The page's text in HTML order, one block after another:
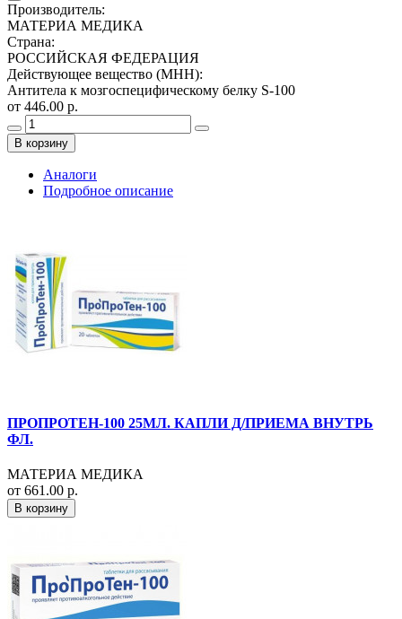
Производитель:
МАТЕРИА МЕДИКА
Страна:
РОССИЙСКАЯ ФЕДЕРАЦИЯ
Действующее вещество (МНН):
Антитела к мозгоспецифическому белку S-100
от 446.00 р.
В корзину
Аналоги
Подробное описание
ПРОПРОТЕН-100 25МЛ. КАПЛИ Д/ПРИЕМА ВНУТРЬ
ФЛ.
МАТЕРИА МЕДИКА
от 661.00 р.
В корзину